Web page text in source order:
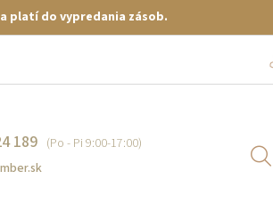
platí do vypredania zásob.
189